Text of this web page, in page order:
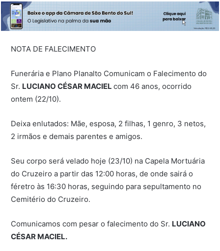
NOTA DE FALECIMENTO
Funerária e Plano Planalto Comunicam o Falecimento do
Sr. LUCIANO CÉSAR MACIELcom 46 anos, ocorrido
ontem (22/10).
Deixa enlutados: Mãe, esposa, 2 filhas, 1 genro, 3 netos,
2 irmãos e demais parentes e amigos.
Seu corpo será velado hoje (23/10) na Capela Mortuária
do Cruzeiro a partir das 12:00 horas, de onde sairá o
féretro às 16:30 horas, seguindo para sepultamento no
Cemitério do Cruzeiro.
Comunicamos com pesar o falecimento do Sr. LUCIANO
CÉSAR MACIEL.